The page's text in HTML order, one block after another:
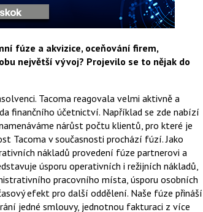
fúze a akvizice, oceňování firem,
největší vývoj? Projevilo se to nějak do
Tacoma reagovala velmi aktivně a
finančního účetnictví. Například se zde nabízí
nárůst počtu klientů, pro které je
Tacoma v současnosti prochází fúzí. Jako
nákladů provedení fúze partnerovi a
úsporu operativních i režijních nákladů,
pracovního místa, úsporu osobních
efekt pro další oddělení. Naše fúze přináší
jedné smlouvy, jednotnou fakturaci z více